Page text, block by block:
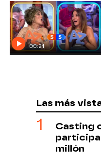
00:21
Las más
Casting
millón